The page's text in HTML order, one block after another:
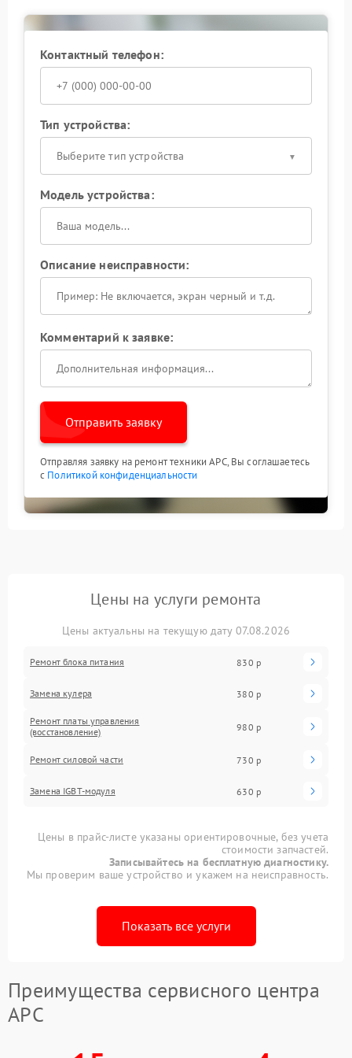
Контактный телефон:
Тип устройства:
Выберите тип устройства
Модель устройства:
Описание неисправности:
Комментарий к заявке:
Отправить заявку
Отправляя заявку на ремонт техники APC, Вы соглашаетесь
с Политикой конфиденциальности
Цены на услуги ремонта
Цены актуальны на текущую дату 07.08.2026
Ремонт блока питания 830 р
Замена кулера 380 р
Ремонт платы управления
(восстановление)
980 р
Ремонт силовой части 730 р
Замена IGBT-модуля 630 р
Цены в прайс-листе указаны ориентировочные, без учета
стоимости запчастей.
Записывайтесь на бесплатную диагностику.
Мы проверим ваше устройство и укажем на неисправность.
Показать все услуги
Преимущества сервисного центра
APC